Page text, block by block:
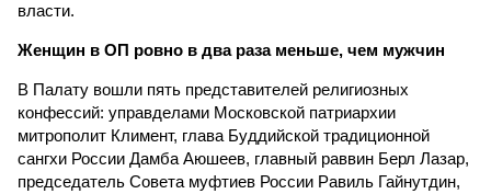
власти.
Женщин в ОП ровно в два раза меньше, чем мужчин
В Палату вошли пять представителей религиозных
конфессий: управделами Московской патриархии
митрополит Климент, глава Буддийской традиционной
сангхи России Дамба Аюшеев, главный раввин Берл Лазар,
председатель Совета муфтиев России Равиль Гайнутдин,